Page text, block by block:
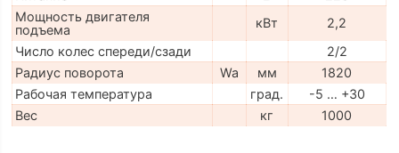
Мощность двигателя
подъема
кВт
2,2
Число колес спереди/сзади
2/2
Радиус поворота
Wa мм
1820
Рабочая температура
град.
-5 … +30
Вес
кг 1000